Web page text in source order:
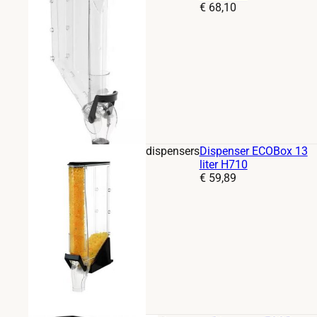
Prijs:
€68,10
dispensersDispenser ECOBox 13
liter H710
Prijs:
€59,89